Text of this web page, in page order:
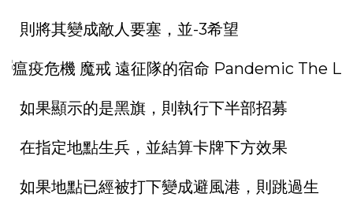
則將其變成敵人要塞，並-3希望
如果顯示的是黑旗，則執行下半部招募
在指定地點生兵，並結算卡牌下方效果
如果地點已經被打下變成避風港，則跳過生